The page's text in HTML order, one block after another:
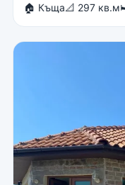
🏠 Къща📐 297 кв.м